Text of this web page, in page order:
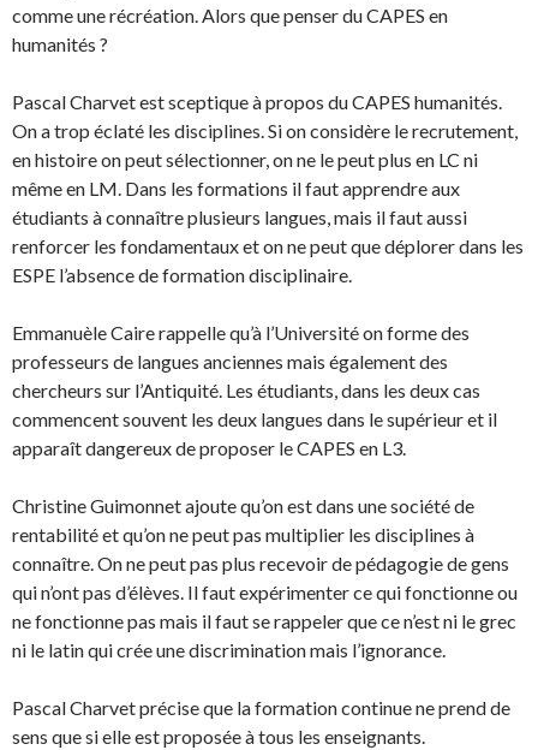
comme une récréation. Alors que penser du CAPES en
humanités ?
Pascal Charvet est sceptique à propos du CAPES humanités.
On a trop éclaté les disciplines. Si on considère le recrutement,
en histoire on peut sélectionner, on ne le peut plus en LC ni
même en LM. Dans les formations il faut apprendre aux
étudiants à connaître plusieurs langues, mais il faut aussi
renforcer les fondamentaux et on ne peut que déplorer dans les
ESPE l’absence de formation disciplinaire.
Emmanuèle Caire rappelle qu’à l’Université on forme des
professeurs de langues anciennes mais également des
chercheurs sur l’Antiquité. Les étudiants, dans les deux cas
commencent souvent les deux langues dans le supérieur et il
apparaît dangereux de proposer le CAPES en L3.
Christine Guimonnet ajoute qu’on est dans une société de
rentabilité et qu’on ne peut pas multiplier les disciplines à
connaître. On ne peut pas plus recevoir de pédagogie de gens
qui n’ont pas d’élèves. Il faut expérimenter ce qui fonctionne ou
ne fonctionne pas mais il faut se rappeler que ce n’est ni le grec
ni le latin qui crée une discrimination mais l’ignorance.
Pascal Charvet précise que la formation continue ne prend de
sens que si elle est proposée à tous les enseignants.